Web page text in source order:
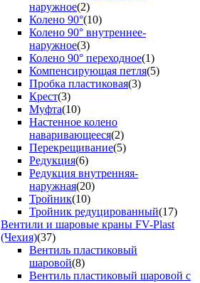
наружное(2)
Колено 90°(10)
Колено 90° внутреннее-
наружное(3)
Колено 90° переходное(1)
Компенсирующая петля(5)
Пробка пластиковая(3)
Крест(3)
Муфта(10)
Настенное колено
наваривающееся(2)
Перекрещивание(5)
Редукция(6)
Редукция внутренняя-
наружная(20)
Тройник(10)
Тройник редуцированный(17)
Вентили и шаровые краны FV-Plast
(Чехия)(37)
Вентиль пластиковый
шаровой(8)
Вентиль пластиковый шаровой с